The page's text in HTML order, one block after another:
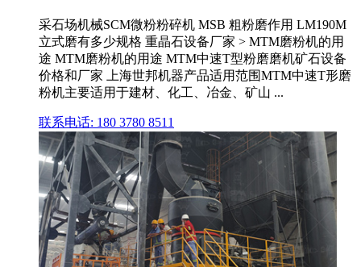
采石场机械SCM微粉粉碎机 MSB 粗粉磨作用 LM190M
立式磨有多少规格 重晶石设备厂家 > MTM磨粉机的用
途 MTM磨粉机的用途 MTM中速T型粉磨磨机矿石设备
价格和厂家 上海世邦机器产品适用范围MTM中速T形磨
粉机主要适用于建材、化工、冶金、矿山 ...
联系电话: 180 3780 8511